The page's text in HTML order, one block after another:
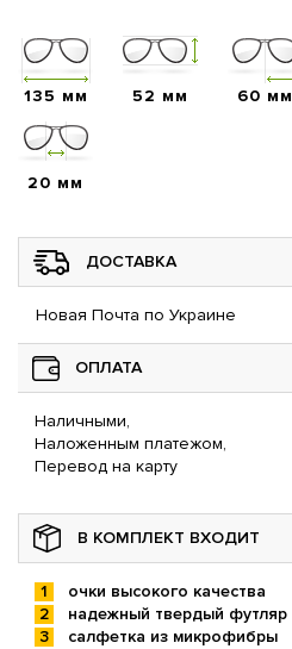
135 мм 52 мм 60 мм
20 мм
ДОСТАВКА
Новая Почта по Украине
ОПЛАТА
Наличными,
Наложенным платежом,
Перевод на карту
В КОМПЛЕКТ ВХОДИТ
очки высокого качества
надежный твердый футляр
салфетка из микрофибры